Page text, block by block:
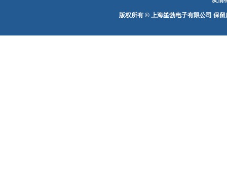
版权所有 © 上海笙勃电子有限公司 保